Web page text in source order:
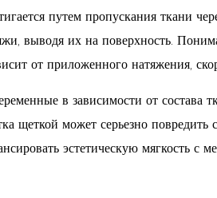
путем пропускания
выводя их на поверхность.
от приложенного натяжения,
в зависимости от
щеткой может серьезно
эстетическую мягкость с